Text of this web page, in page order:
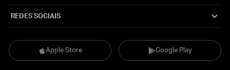
Apple Store Google Play
REDES SOCIAIS